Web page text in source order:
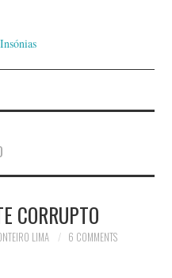
CORRUPTO
LIMA 6 COMMENTS